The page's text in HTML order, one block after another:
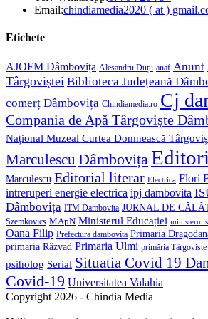
in
Email:chindiamedia2020 ( at )
Etichete
AJOFM Dâmbovița Alesandru Duțu anaf Anunt
Târgoviștei Biblioteca Județeană
comerț Dâmbovița Chindiamedia.ro Cj
Compania de Apă Târgoviște
Național Muzeal Curtea Domnească
Marculescu Dâmbovița
Marculescu Editorial literar Electrica Flori
intreruperi energie electrica ipj dambovita
Dâmbovița ITM Dambovita JURNAL DE
Szemkovics MApN Ministerul Educației ministerul
Oana Filip Prefectura dambovita Primaria
primaria Răzvad Primaria Ulmi primăria Târgoviște
psiholog Serial Situatia Covid 19
Covid-19 Universitatea Valahia
Copyright 2026 - Chindia Media